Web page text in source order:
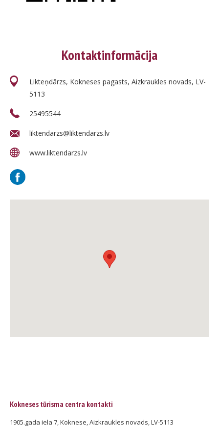
Kontaktinformācija
Likteņdārzs, Kokneses pagasts, Aizkraukles novads, LV-
5113
25495544
liktendarzs@liktendarzs.lv
www.liktendarzs.lv
Kokneses tūrisma centra kontakti
1905.gada iela 7, Koknese, Aizkraukles novads, LV-5113